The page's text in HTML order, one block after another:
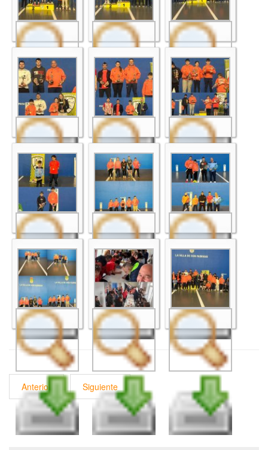
Anterior Siguiente